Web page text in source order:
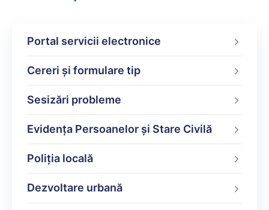
Portal servicii electronice
Cereri și formulare tip
Sesizări probleme
Evidența Persoanelor și Stare Civilă
Poliţia locală
Dezvoltare urbană